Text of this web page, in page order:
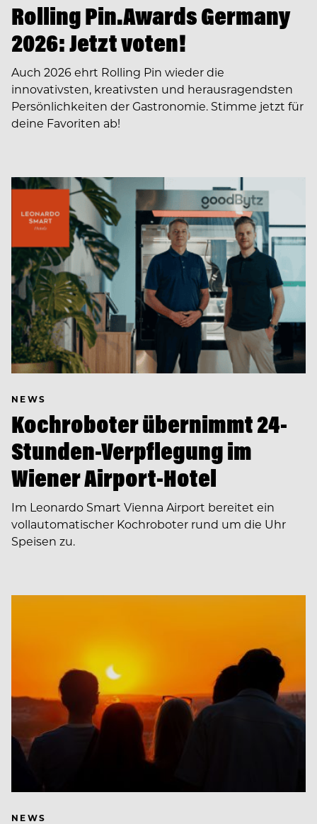
Rolling Pin.Awards Germany
2026: Jetzt voten!
Auch 2026 ehrt Rolling Pin wieder die
innovativsten, kreativsten und herausragendsten
Persönlichkeiten der Gastronomie. Stimme jetzt für
deine Favoriten ab!
NEWS
Kochroboter übernimmt 24-
Stunden-Verpflegung im
Wiener Airport-Hotel
Im Leonardo Smart Vienna Airport bereitet ein
vollautomatischer Kochroboter rund um die Uhr
Speisen zu.
NEWS